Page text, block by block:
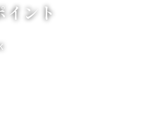
イント